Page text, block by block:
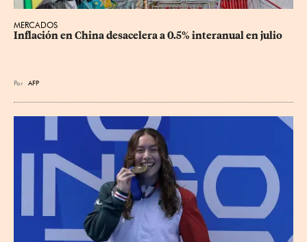
MERCADOS
Inflación en China desacelera a 0.5% interanual en julio
Por AFP